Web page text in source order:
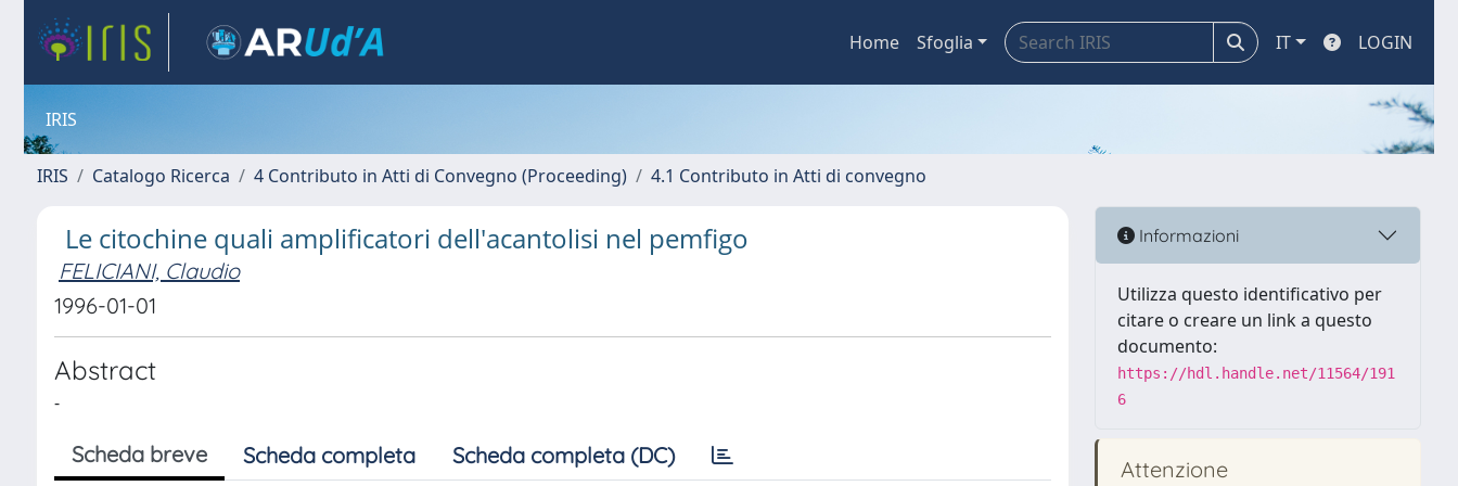
Home Sfoglia IT LOGIN
IRIS
IRIS Catalogo Ricerca 4 Contributo in Atti di Convegno (Proceeding) 4.1 Contributo in Atti di convegno
Le citochine quali amplificatori dell'acantolisi nel pemfigo
FELICIANI, Claudio
1996-01-01
Abstract
-
Scheda breve Scheda completa Scheda completa (DC)
Informazioni
Utilizza questo identificativo per
citare o creare un link a questo
documento:
https://hdl.handle.net/11564/191
6
Attenzione